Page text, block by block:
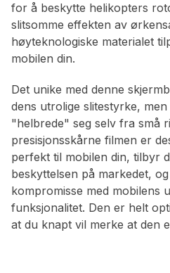
for å beskytte helikopters
slitsomme effekten av
høyteknologiske materialet
mobilen din.
Det unike med denne
dens utrolige slitestyrke,
"helbrede" seg selv fra små
presisjonsskårne filmen er
perfekt til mobilen din, tilbyr
beskyttelsen på markedet,
kompromisse med mobilens
funksjonalitet. Den er helt
at du knapt vil merke at den